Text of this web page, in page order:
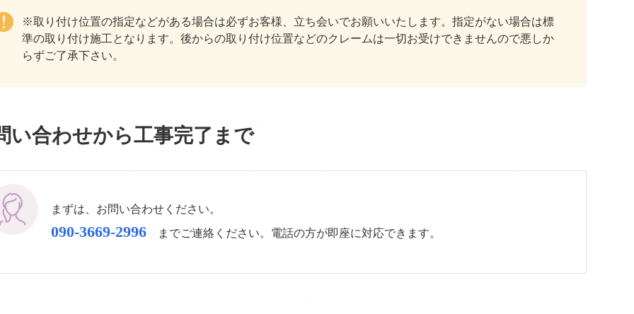
※取り付け位置の指定などがある場合は必ずお客様、立ち会いでお願いいたします。指定がない場合は標
準の取り付け施工となります。後からの取り付け位置などのクレームは一切お受けできませんので悪しか
らずご了承下さい。
い合わせから工事完了まで
まずは、お問い合わせください。
090-3669-2996 までご連絡ください。電話の方が即座に対応できます。